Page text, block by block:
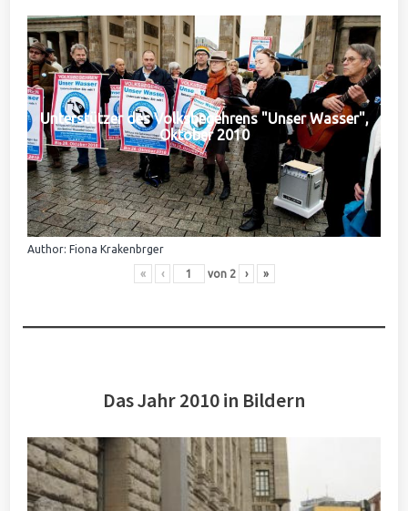
Unterstützer des Volksbegehrens "Unser Wasser",
Oktober 2010
Author: Fiona Krakenbrger
« ‹ von 2 › »
Das Jahr 2010 in Bildern